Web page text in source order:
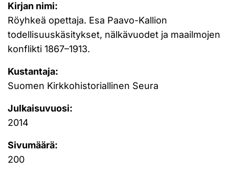
Kirjan nimi:
Röyhkeä opettaja. Esa Paavo-Kallion
todellisuuskäsitykset, nälkävuodet ja maailmojen
konflikti 1867–1913.
Kustantaja:
Suomen Kirkkohistoriallinen Seura
Julkaisuvuosi:
2014
Sivumäärä:
200